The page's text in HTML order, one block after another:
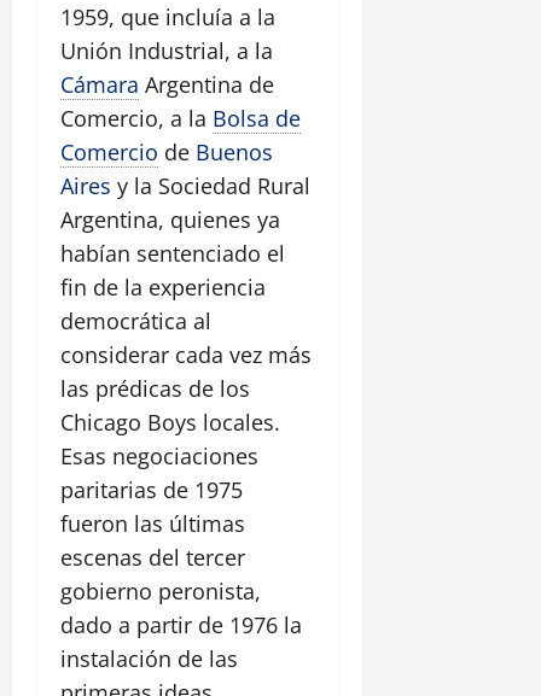
1959, que incluía a la
Unión Industrial, a la
Cámara Argentina de
Comercio, a la Bolsa de
Comercio de Buenos
Aires y la Sociedad Rural
Argentina, quienes ya
habían sentenciado el
fin de la experiencia
democrática al
considerar cada vez más
las prédicas de los
Chicago Boys locales.
Esas negociaciones
paritarias de 1975
fueron las últimas
escenas del tercer
gobierno peronista,
dado a partir de 1976 la
instalación de las